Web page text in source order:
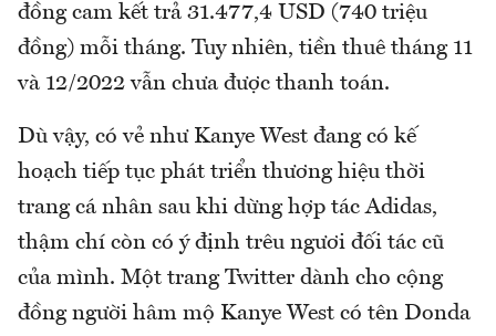
đồng cam kết trả 31.477,4 USD (740 triệu
đồng) mỗi tháng. Tuy nhiên, tiền thuê tháng 11
và 12/2022 vẫn chưa được thanh toán.
Dù vậy, có vẻ như Kanye West đang có kế
hoạch tiếp tục phát triển thương hiệu thời
trang cá nhân sau khi dừng hợp tác Adidas,
thậm chí còn có ý định trêu ngươi đối tác cũ
của mình. Một trang Twitter dành cho cộng
đồng người hâm mộ Kanye West có tên Donda